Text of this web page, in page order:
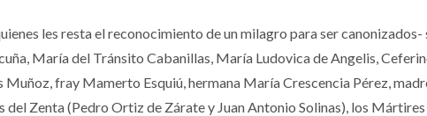
les resta el reconocimiento de un milagro para ser canonizados-
María del Tránsito Cabanillas, María Ludovica de Angelis,
fray Mamerto Esquiú, hermana María Crescencia Pérez,
Zenta (Pedro Ortiz de Zárate y Juan Antonio Solinas), los Mártires